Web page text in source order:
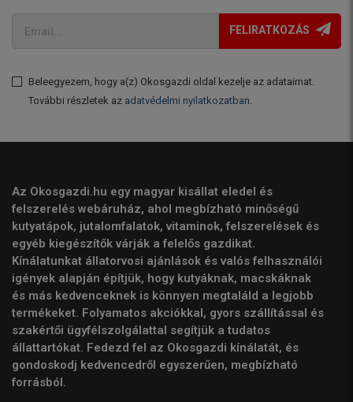
FELIRATKOZÁS
Beleegyezem, hogy a(z) Okosgazdi oldal kezelje az adataimat.
További részletek az adatvédelmi nyilatkozatban.
Az Okosgazdi.hu egy magyar kisállat eledel és
felszerelés webáruház, ahol megbízható minőségű
kutyatápok, jutalomfalatok, vitaminok, felszerelések és
egyéb kiegészítők várják a felelős gazdikat.
Kínálatunkat állatorvosi ajánlások és valós felhasználói
igények alapján építjük, hogy kutyáknak, macskáknak
és más kedvenceknek is könnyen megtaláld a legjobb
termékeket. Folyamatos akciókkal, gyors szállítással és
szakértői ügyfélszolgálattal segítjük a tudatos
állattartókat. Fedezd fel az Okosgazdi kínálatát, és
gondoskodj kedvencedről egyszerűen, megbízható
forrásból.